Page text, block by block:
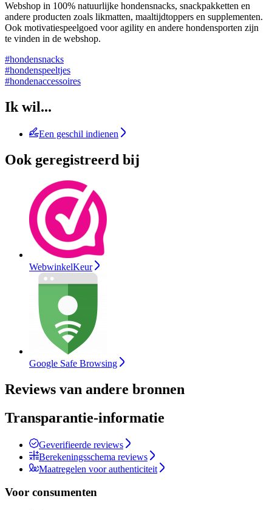
Webshop in 100% natuurlijke hondensnacks, snackpakketten en
andere producten zoals likmatten, maaltijdtoppers en supplementen.
Ook motivatiespeelgoed voor agility en andere hondensporten zijn
te vinden in de webshop.
#hondensnacks
#hondenspeeltjes
#hondenaccessoires
Ik wil...
Een geschil indienen
Ook geregistreerd bij
WebwinkelKeur
Google Safe Browsing
Reviews van andere bronnen
Transparantie-informatie
Geverifieerde reviews
Berekeningsschema reviews
Maatregelen voor authenticiteit
Voor consumenten